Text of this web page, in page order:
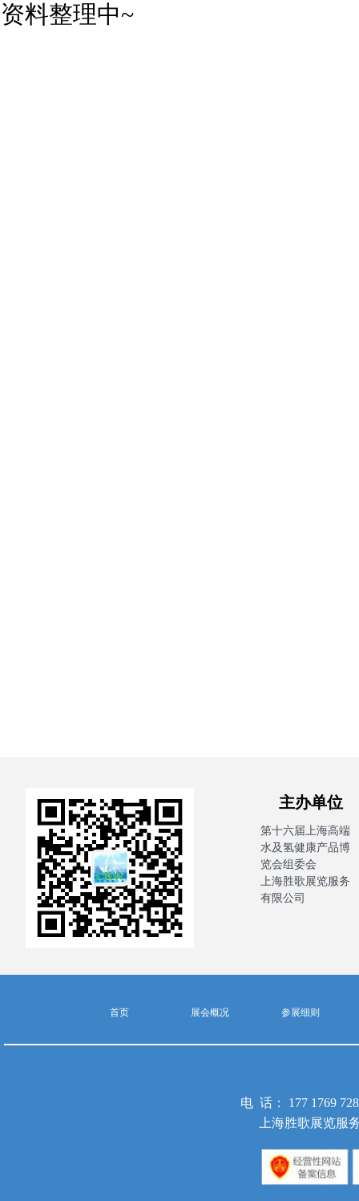
资料整理中~
电 话： 177 1769
上海胜歌展览服
首页 展会概况 参展细则
主办
第十六届上海高端
水及氢健康产品博
览会组委会
上海胜歌展览服务
有限公司